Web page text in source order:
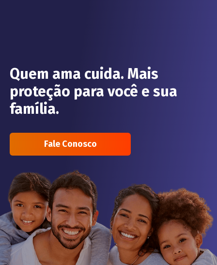
Quem ama cuida. Mais
proteção para você e sua
família.
Fale Conosco